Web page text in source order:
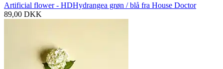
Artificial flower - HDHydrangea grøn / blå fra House Doctor
89,00 DKK